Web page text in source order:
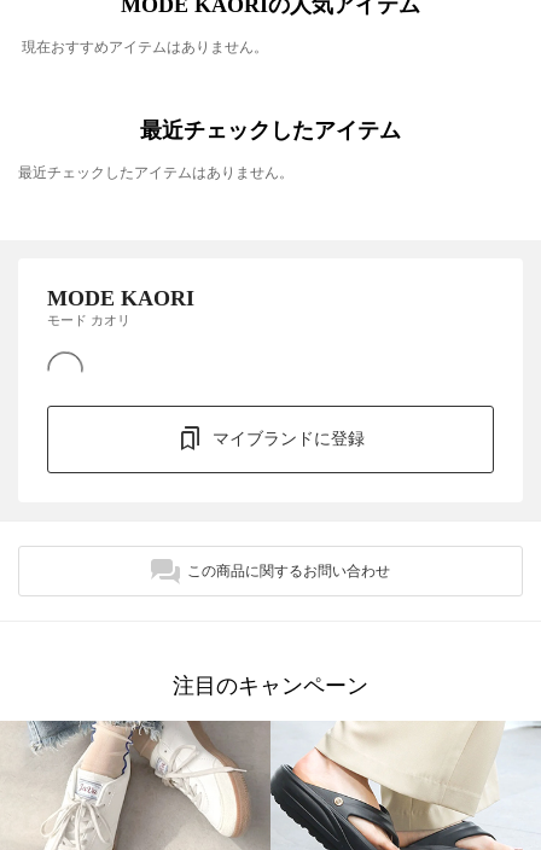
現在おすすめアイテムはありません。
最近チェックしたアイテム
最近チェックしたアイテムはありません。
MODE KAORI
モード カオリ
マイブランドに登録
この商品に関するお問い合わせ
注目のキャンペーン